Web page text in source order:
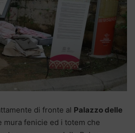
di fronte al Palazzo delle
mura fenicie ed i totem che